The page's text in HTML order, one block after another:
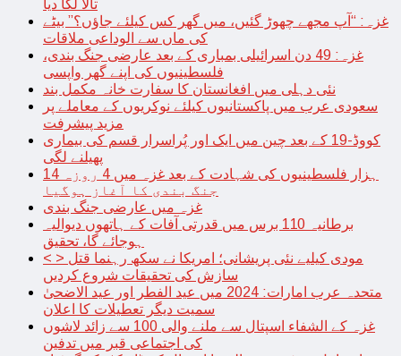
تالا لگا دیا
غزہ: “آپ مجھے چھوڑ گئیں، میں گھر کس کیلئے جاؤں؟” بیٹے
کی ماں سے الوداعی ملاقات
غزہ: 49 دن اسرائیلی بمباری کے بعد عارضی جنگ بندی،
فلسطینیوں کی اپنے گھر واپسی
نئی دہلی میں افغانستان کا سفارت خانہ مکمل بند
سعودی عرب میں پاکستانیوں کیلئے نوکریوں کے معاملے پر
مزید پیشرفت
کووڈ-19 کے بعد چین میں ایک اور پُراسرار قسم کی بیماری
پھیلنے لگی
14 ہزار فلسطینیوں کی شہادت کے بعد غزہ میں 4 روزہ
جنگ بندی کا آغاز ہوگیا
غزہ میں عارضی جنگ بندی
برطانیہ 110 برس میں قدرتی آفات کے ہاتھوں دیوالیہ
ہوجائے گا، تحقیق
< > مودی کیلیے نئی پریشانی؛ امریکا نے سکھ رہنما قتل
سازش کی تحقیقات شروع کردیں
متحدہ عرب امارات: 2024 میں عید الفطر اور عید الاضحیٰ
سمیت دیگر تعطیلات کا اعلان
غزہ کے الشفاء اسپتال سے ملنے والی 100 سے زائد لاشوں
کی اجتماعی قبر میں تدفین